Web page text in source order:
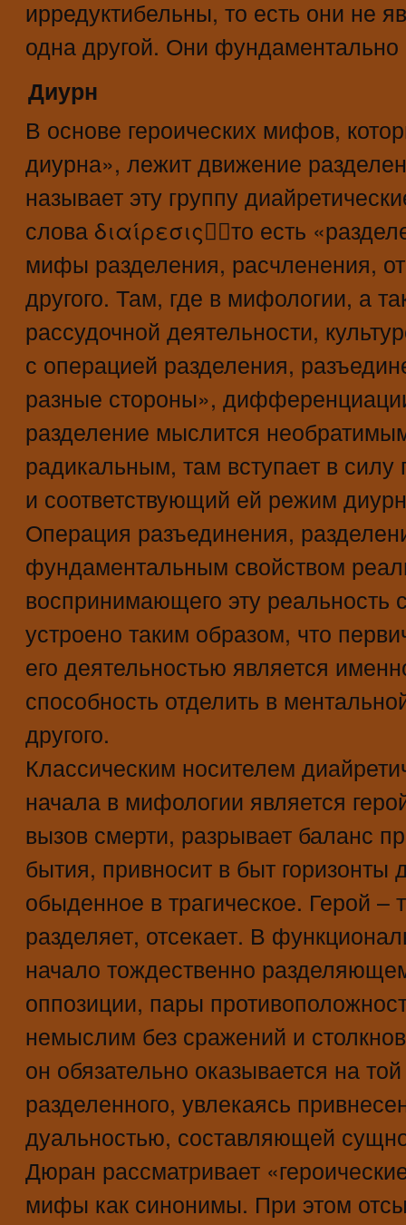
ирредуктибельны, то есть они не
одна другой. Они фундаментально
Диурн
В основе героических мифов,
диурна», лежит движение
называет эту группу
слова διαίρεσιςто есть
мифы разделения, расчленения,
другого. Там, где в мифологии, а
рассудочной деятельности,
с операцией разделения,
разные стороны»,
разделение мыслится
радикальным, там вступает в силу
и соответствующий ей режим
Операция разъединения,
фундаментальным свойством
воспринимающего эту
устроено таким образом, что
его деятельностью является
способность отделить в
другого.
Классическим носителем
начала в мифологии является
вызов смерти, разрывает баланс
бытия, привносит в быт горизонты
обыденное в трагическое. Герой –
разделяет, отсекает. В
начало тождественно
оппозиции, пары
немыслим без сражений и
он обязательно оказывается на
разделенного, увлекаясь
дуальностью, составляющей
Дюран рассматривает
мифы как синонимы. При этом